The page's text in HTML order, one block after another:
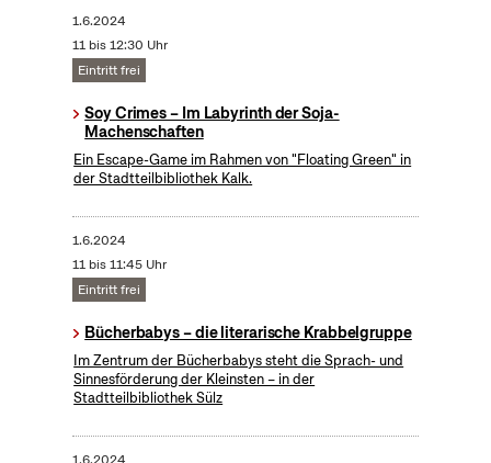
1.6.2024
11 bis 12:30 Uhr
Eintritt frei
Soy Crimes – Im Labyrinth der Soja-
Machenschaften
Ein Escape-Game im Rahmen von "Floating Green" in
der Stadtteilbibliothek Kalk.
1.6.2024
11 bis 11:45 Uhr
Eintritt frei
Bücherbabys – die literarische Krabbelgruppe
Im Zentrum der Bücherbabys steht die Sprach- und
Sinnesförderung der Kleinsten – in der
Stadtteilbibliothek Sülz